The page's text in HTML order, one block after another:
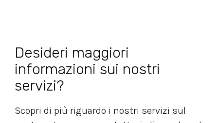
Desideri maggiori
informazioni sui nostri
servizi?
Scopri di più riguardo i nostri servizi sul